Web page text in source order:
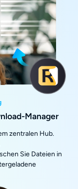
Manager
zentralen Hub.
Sie Dateien in